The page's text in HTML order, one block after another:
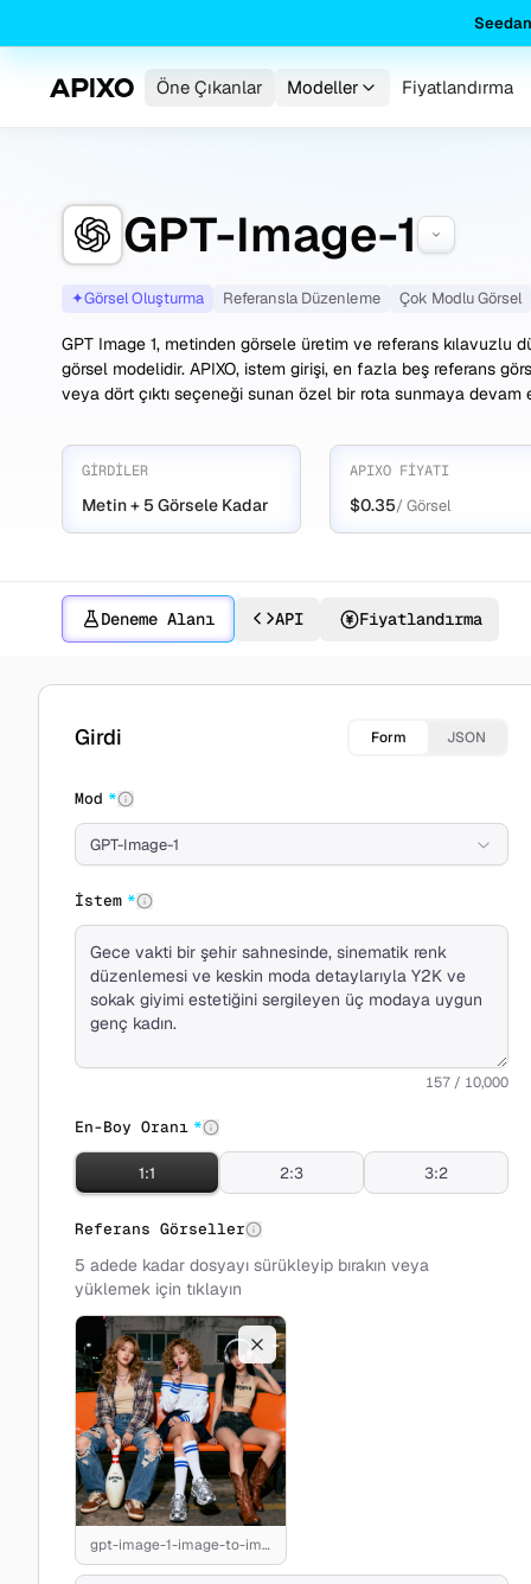
Öne Çıkanlar Modeller Fiyatlandırma
GPT-Image-1
✦Görsel Oluşturma Referansla Düzenleme Çok Modlu Görsel
GPT Image 1, metinden görsele üretim ve referans
görsel modelidir. APIXO, istem girişi, en fazla beş referans
veya dört çıktı seçeneği sunan özel bir rota sunmaya devam
GIRDILER
Metin + 5 Görsele Kadar
APIXO FIYATI
$0.35/ Görsel
Deneme Alanı API Fiyatlandırma
GPT-Image-1 ile oluşturun
Girdi Form JSON
Mod *
GPT-Image-1
İstem *
157 / 10,000
En-Boy Oranı *
1:1 2:3 3:2
Referans Görseller
5 adede kadar dosyayı sürükleyip bırakın veya
yüklemek için tıklayın
gpt-image-1-image-to-image-demo1-input.jpeg